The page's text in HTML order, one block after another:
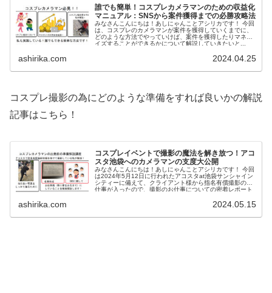
誰でも簡単！コスプレカメラマンのための収益化
マニュアル：SNSから案件獲得までの必勝攻略法
みなさんこんにちは！あしにゃんことアシリカです！ 今回
は、コスプレのカメラマンが案件を獲得していくまでに、
どのような方法でやっていけば、案件を獲得したりマネタ
イズすることができるかについて解説していきたいと...
ashirika.com 2024.04.25
コスプレ撮影の為にどのような準備をすれば良いかの解説
記事はこちら！
コスプレイベントで撮影の魔法を解き放つ！アコ
スタ池袋へのカメラマンの支度大公開
みなさんこんにちは！あしにゃんことアシリカです！ 今回
は2024年5月12日に行われたアコスタat池袋サンシャイン
シティーに備えて、クライアント様から指名有償撮影のお
仕事が入ったので、撮影のお仕事についての密着レポート
ashirika.com 2024.05.15